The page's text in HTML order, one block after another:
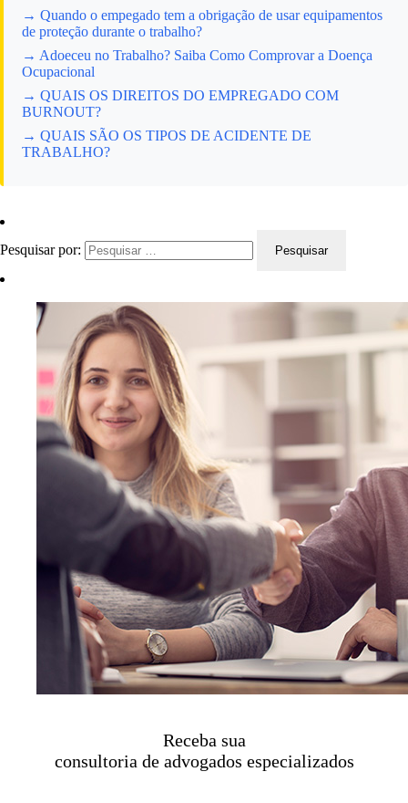
→ Quando o empegado tem a obrigação de usar equipamentos
de proteção durante o trabalho?
→ Adoeceu no Trabalho? Saiba Como Comprovar a Doença
Ocupacional
→ QUAIS OS DIREITOS DO EMPREGADO COM
BURNOUT?
→ QUAIS SÃO OS TIPOS DE ACIDENTE DE
TRABALHO?
Pesquisar por:
Receba sua
consultoria de advogados especializados